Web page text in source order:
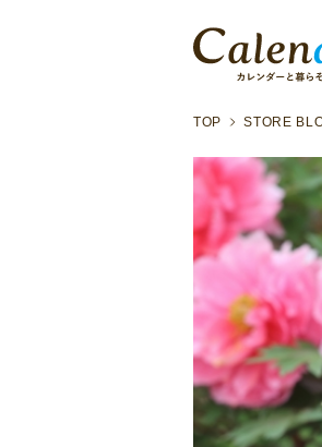
TOP STORE